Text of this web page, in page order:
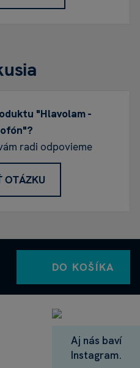
"Hlavolam -
radi odpovieme
OTÁZKU
DO KOŠÍKA
Aj nás baví
Instagram.